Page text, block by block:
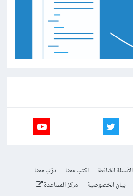
الأسئلة الشائعة اكتب معنا
درّب معنا
بيان الخصوصية مركز المساعدة